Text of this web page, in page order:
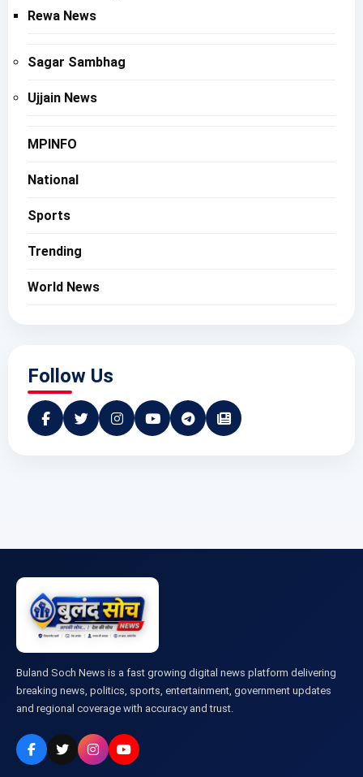
Rewa News
Sagar Sambhag
Ujjain News
MPINFO
National
Sports
Trending
World News
Follow Us
Buland Soch News is a fast growing digital news platform delivering
breaking news, politics, sports, entertainment, government updates
and regional coverage with accuracy and trust.